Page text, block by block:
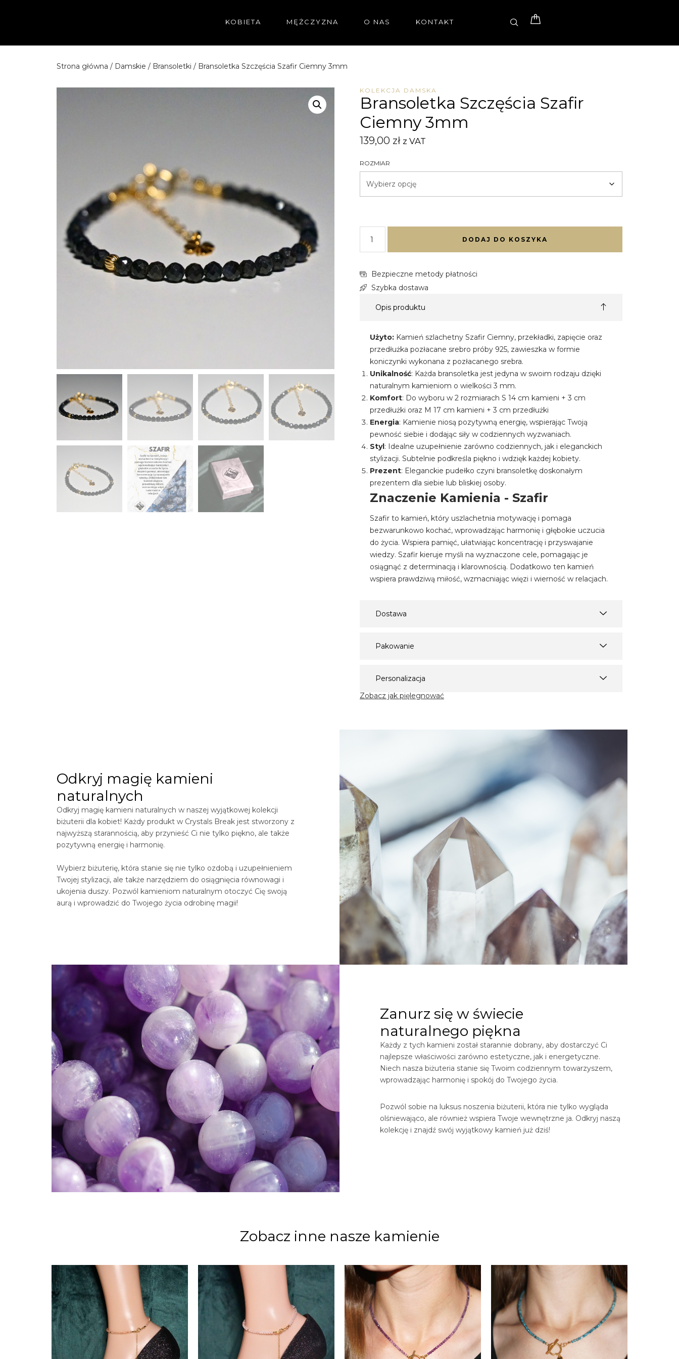
KOBIETA MĘŻCZYZNA O NAS KONTAKT
Strona główna / Damskie / Bransoletki / Bransoletka Szczęścia Szafir Ciemny 3mm
KOLEKCJA DAMSKA
Bransoletka Szczęścia Szafir
Ciemny 3mm
139,00 zł z VAT
ROZMIAR
DODAJ DO KOSZYKA
Bezpieczne metody płatności
Szybka dostawa
Opis produktu
Użyto: Kamień szlachetny Szafir Ciemny, przekładki, zapięcie oraz
przedłużka pozłacane srebro próby 925, zawieszka w formie
koniczynki wykonana z pozłacanego srebra.
Unikalność: Każda bransoletka jest jedyna w swoim rodzaju dzięki
naturalnym kamieniom o wielkości 3 mm.
Komfort: Do wyboru w 2 rozmiarach S 14 cm kamieni + 3 cm
przedłużki oraz M 17 cm kamieni + 3 cm przedłużki
Energia: Kamienie niosą pozytywną energię, wspierając Twoją
pewność siebie i dodając siły w codziennych wyzwaniach.
Styl: Idealne uzupełnienie zarówno codziennych, jak i eleganckich
stylizacji. Subtelnie podkreśla piękno i wdzięk każdej kobiety.
Prezent: Eleganckie pudełko czyni bransoletkę doskonałym
prezentem dla siebie lub bliskiej osoby.
Znaczenie Kamienia - Szafir
Szafir to kamień, który uszlachetnia motywację i pomaga
bezwarunkowo kochać, wprowadzając harmonię i głębokie uczucia
do życia. Wspiera pamięć, ułatwiając koncentrację i przyswajanie
wiedzy. Szafir kieruje myśli na wyznaczone cele, pomagając je
osiągnąć z determinacją i klarownością. Dodatkowo ten kamień
wspiera prawdziwą miłość, wzmacniając więzi i wierność w relacjach.
Dostawa
Pakowanie
Personalizacja
Zobacz jak pięlegnować
Odkryj magię kamieni
naturalnych
Odkryj magię kamieni naturalnych w naszej wyjątkowej kolekcji
biżuterii dla kobiet! Każdy produkt w Crystals Break jest stworzony z
najwyższą starannością, aby przynieść Ci nie tylko piękno, ale także
pozytywną energię i harmonię.
Wybierz biżuterię, która stanie się nie tylko ozdobą i uzupełnieniem
Twojej stylizacji, ale także narzędziem do osiągnięcia równowagi i
ukojenia duszy. Pozwól kamieniom naturalnym otoczyć Cię swoją
aurą i wprowadzić do Twojego życia odrobinę magii!
Zanurz się w świecie
naturalnego piękna
Każdy z tych kamieni został starannie dobrany, aby dostarczyć Ci
najlepsze właściwości zarówno estetyczne, jak i energetyczne.
Niech nasza biżuteria stanie się Twoim codziennym towarzyszem,
wprowadzając harmonię i spokój do Twojego życia.
Pozwól sobie na luksus noszenia biżuterii, która nie tylko wygląda
olśniewająco, ale również wspiera Twoje wewnętrzne ja. Odkryj naszą
kolekcję i znajdź swój wyjątkowy kamień już dziś!
Zobacz inne nasze kamienie